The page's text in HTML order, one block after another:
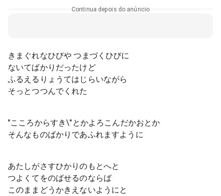
Continua depois do anúncio
きまぐれなひびや つまづくひびに
ないてばかりだったけど
ふるえるりょうてはじらいながら
そっとつつんでくれた
"こころからすき\"とかよろこんだかおとか
そんなものばかりであふれますように
あたしがさすひかりのもとへと
つよくてをのばせるのならば
このままどうかきえないようにと